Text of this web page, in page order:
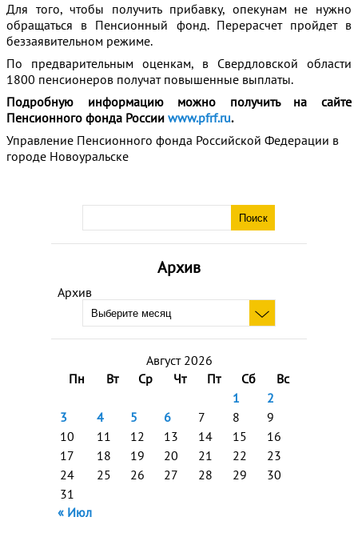
Архив
Архив
Август 2026
Пн
Вт Ср Чт Пт Сб
Вс
1
2
3
4 5 6 7 8
9
10
11 12 13 14 15
16
17
18 19 20 21 22
23
24
25 26 27 28 29
30
31
« Июл
Для того, чтобы получить прибавку, опекунам не нужно
обращаться в Пенсионный фонд. Перерасчет пройдет в
беззаявительном режиме.
По предварительным оценкам, в Свердловской области
1800 пенсионеров получат повышенные выплаты.
Подробную информацию можно получить на сайте
Пенсионного фонда России www.pfrf.ru.
Управление Пенсионного фонда Российской Федерации в
городе Новоуральске